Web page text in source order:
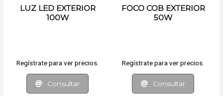
LUZ LED EXTERIOR
100W
Regístrate para ver precios.
Consultar
FOCO COB EXTERIOR
50W
Regístrate para ver precios.
Consultar